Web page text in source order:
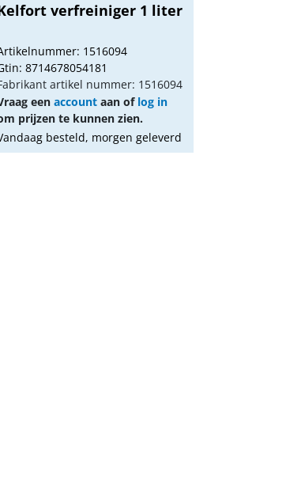
verfreiniger 1 liter
1516094
8714678054181
artikel nummer: 1516094
eenaccount aan of log in
prijzen te kunnen zien.
besteld, morgen geleverd